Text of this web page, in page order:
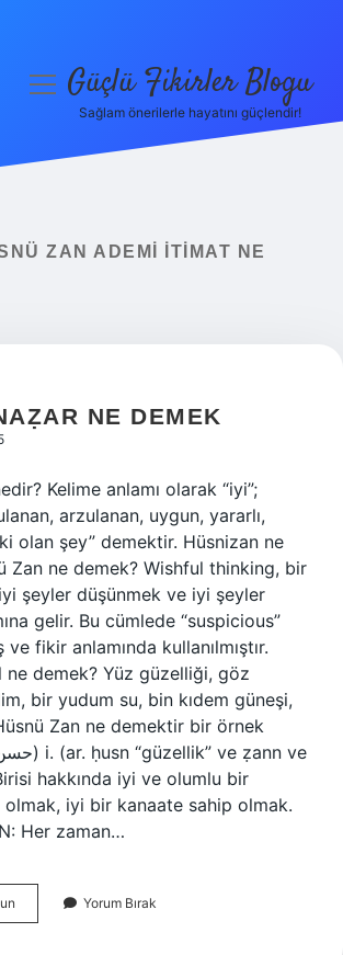
menüyüGüçlü Fikirler Blogu
Sağlam önerilerle hayatını güçlendir!
ZAN ADEMI İTIMAT NE
NE DEMEK
Kelime anlamı olarak “iyi”;
arzulanan, uygun, yararlı,
olan şey” demektir. Hüsnizan ne
Zan ne demek? Wishful thinking, bir
şeyler düşünmek ve iyi şeyler
gelir. Bu cümlede “suspicious”
fikir anlamında kullanılmıştır.
ne demek? Yüz güzelliği, göz
bir yudum su, bin kıdem güneşi,
Zan ne demektir bir örnek
hakkında iyi ve olumlu bir
olmak, iyi bir kanaate sahip olmak.
Her zaman…
Ü
Yorum Bırak